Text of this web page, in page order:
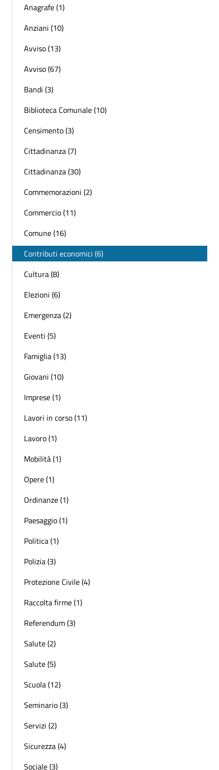
Anagrafe (1)
Anziani (10)
Avviso (13)
Avviso (67)
Bandi (3)
Biblioteca Comunale (10)
Censimento (3)
Cittadinanza (7)
Cittadinanza (30)
Commemorazioni (2)
Commercio (11)
Comune (16)
Contributi economici (6)
Cultura (8)
Elezioni (6)
Emergenza (2)
Eventi (5)
Famiglia (13)
Giovani (10)
Imprese (1)
Lavori in corso (11)
Lavoro (1)
Mobilità (1)
Opere (1)
Ordinanze (1)
Paesaggio (1)
Politica (1)
Polizia (3)
Protezione Civile (4)
Raccolta firme (1)
Referendum (3)
Salute (2)
Salute (5)
Scuola (12)
Seminario (3)
Servizi (2)
Sicurezza (4)
Sociale (3)